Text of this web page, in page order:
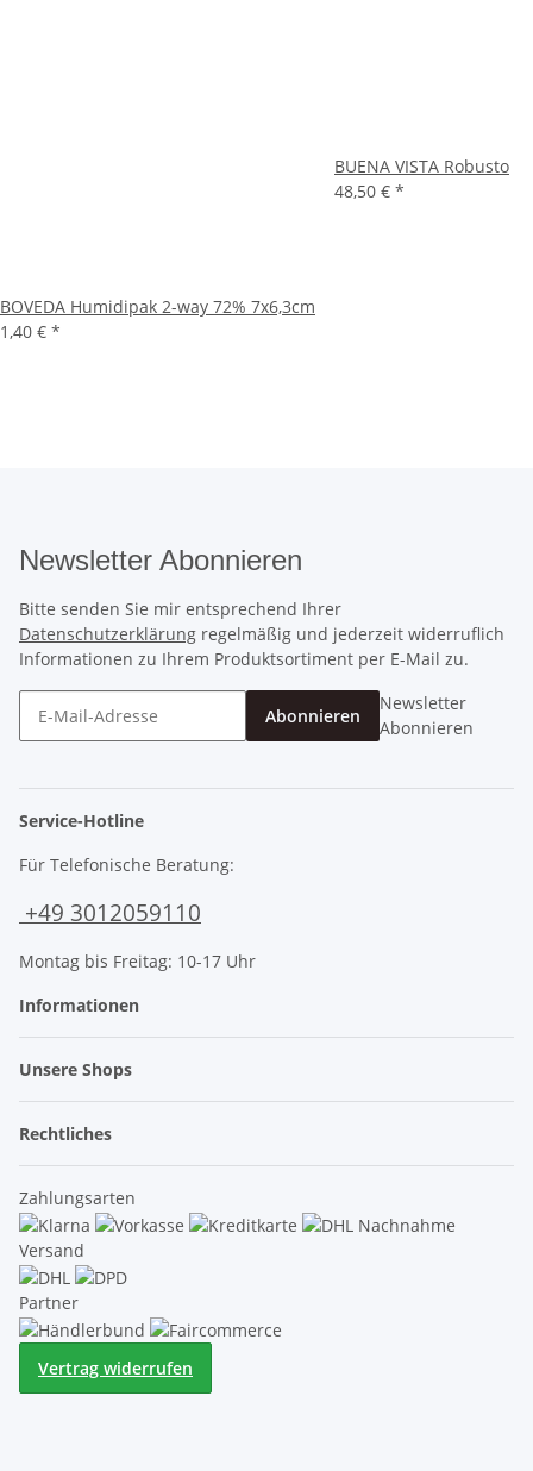
BOVEDA Humidipak 2-way 72% 7x6,3cm
1,40 € *
BUENA VISTA Robusto
48,50 € *
Newsletter Abonnieren
Bitte senden Sie mir entsprechend Ihrer
Datenschutzerklärung regelmäßig und jederzeit widerruflich
Informationen zu Ihrem Produktsortiment per E-Mail zu.
Abonnieren
Newsletter
Abonnieren
Service-Hotline
Für Telefonische Beratung:
+49 3012059110
Montag bis Freitag: 10-17 Uhr
Informationen
Unsere Shops
Rechtliches
Zahlungsarten
Versand
Partner
Vertrag widerrufen